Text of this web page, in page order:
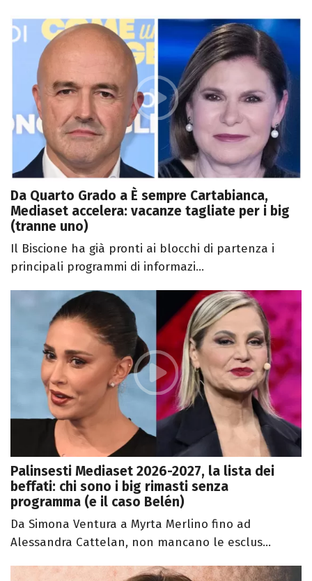
Da Quarto Grado a È sempre Cartabianca,
Mediaset accelera: vacanze tagliate per i big
(tranne uno)
Il Biscione ha già pronti ai blocchi di partenza i
principali programmi di informazi...
Palinsesti Mediaset 2026-2027, la lista dei
beffati: chi sono i big rimasti senza
programma (e il caso Belén)
Da Simona Ventura a Myrta Merlino fino ad
Alessandra Cattelan, non mancano le esclus...